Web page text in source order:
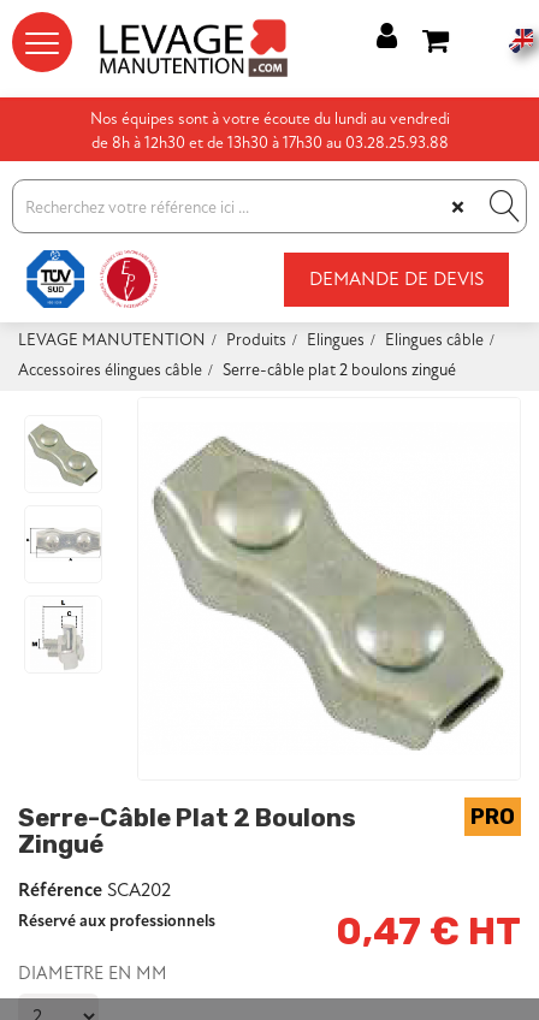
Nos équipes sont à votre écoute du lundi au vendredi
de 8h à 12h30 et de 13h30 à 17h30 au 03.28.25.93.88
×
DEMANDE DE DEVIS
LEVAGE MANUTENTION Produits Elingues
Elingues câble
Accessoires élingues câble
Serre-câble plat 2 boulons zingué
Serre-Câble Plat 2 Boulons
Zingué
Référence SCA202
0,47 € HT
Réservé aux professionnels
DIAMETRE EN MM